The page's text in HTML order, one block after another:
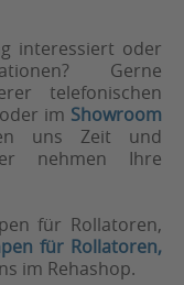
interessiert oder
Gerne
telefonischen
im Showroom
uns Zeit und
nehmen Ihre
für Rollatoren,
für Rollatoren,
im Rehashop.